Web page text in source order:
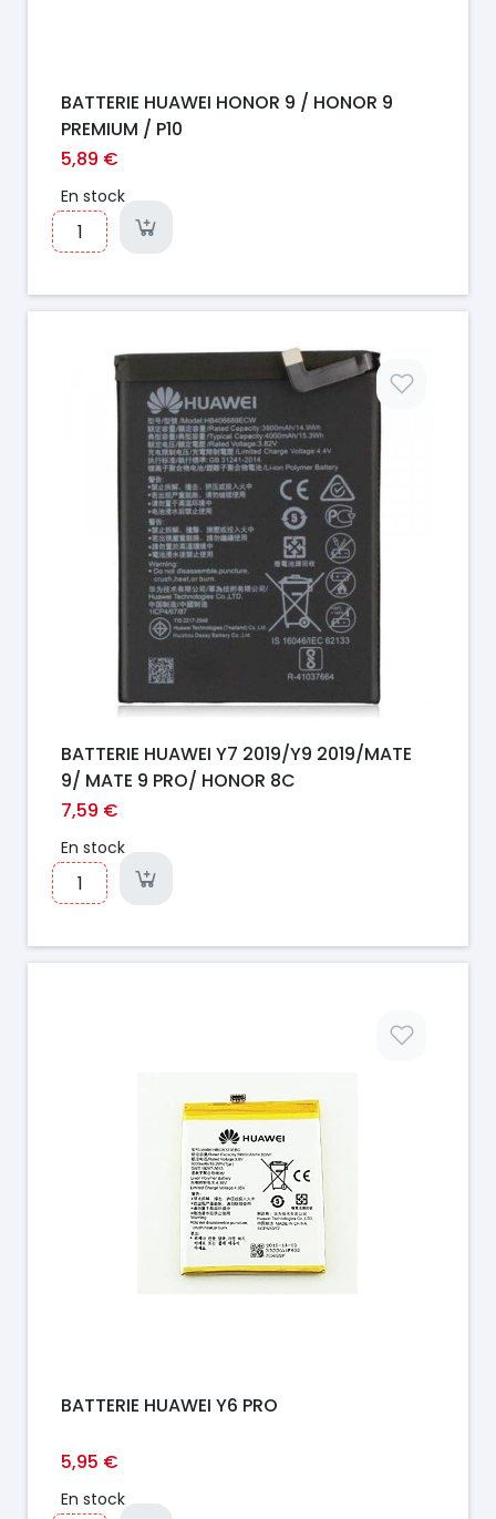
BATTERIE HUAWEI HONOR 9 / HONOR 9
PREMIUM / P10
5,89 €
En stock
BATTERIE HUAWEI Y7 2019/Y9 2019/MATE
9/ MATE 9 PRO/ HONOR 8C
7,59 €
En stock
BATTERIE HUAWEI Y6 PRO
5,95 €
En stock